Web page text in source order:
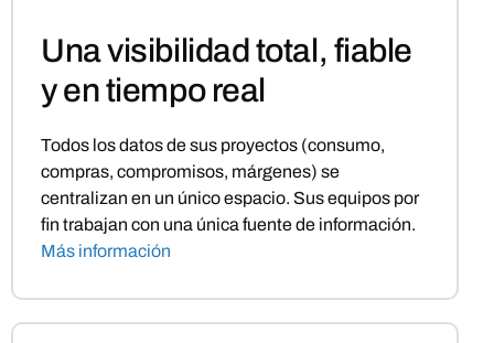
Una visibilidad total, fiable
y en tiempo real
Todos los datos de sus proyectos (consumo,
compras, compromisos, márgenes) se
centralizan en un único espacio. Sus equipos por
fin trabajan con una única fuente de información.
Más información